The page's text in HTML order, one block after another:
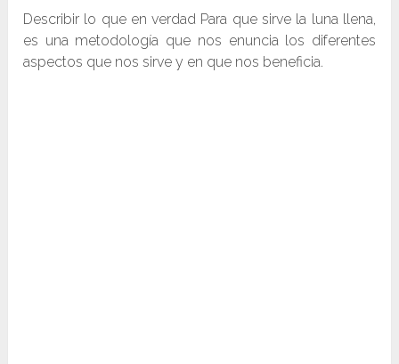
Describir lo que en verdad Para que sirve la luna llena,
es una metodología que nos enuncia los diferentes
aspectos que nos sirve y en que nos beneficia.